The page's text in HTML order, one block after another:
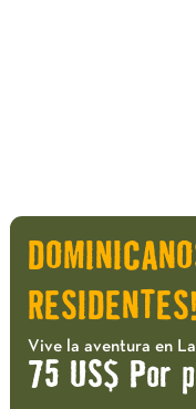
RESIDENTES!
Vive la aventura en
75 US$ Por